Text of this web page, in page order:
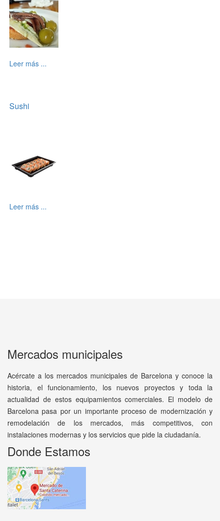
Leer más ...
Sushi
Leer más ...
Mercados municipales
Acércate a los mercados municipales de Barcelona y conoce la
historia, el funcionamiento, los nuevos proyectos y toda la
actualidad de estos equipamientos comerciales. El modelo de
Barcelona pasa por un importante proceso de modernización y
remodelación de los mercados, más competitivos, con
instalaciones modernas y los servicios que pide la ciudadanía.
Donde Estamos